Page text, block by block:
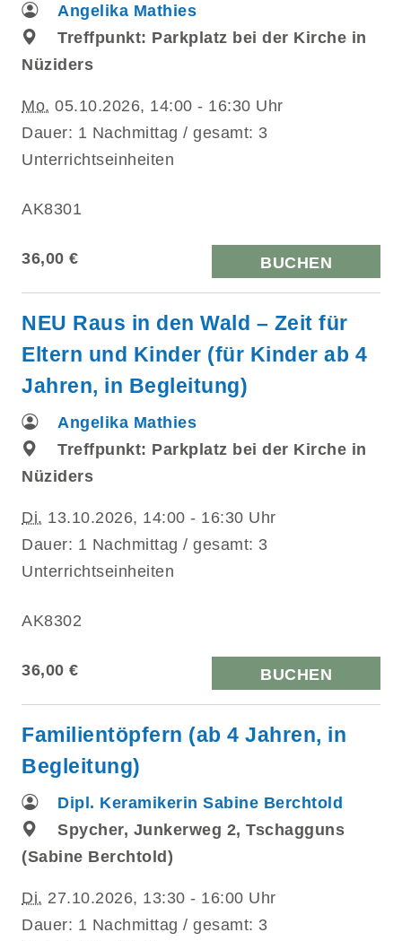
Angelika Mathies
Treffpunkt: Parkplatz bei der Kirche in
Nüziders
Mo. 05.10.2026, 14:00 - 16:30 Uhr
Dauer: 1 Nachmittag / gesamt: 3
Unterrichtseinheiten
AK8301
36,00 € BUCHEN
NEU Raus in den Wald – Zeit für
Eltern und Kinder (für Kinder ab 4
Jahren, in Begleitung)
Angelika Mathies
Treffpunkt: Parkplatz bei der Kirche in
Nüziders
Di. 13.10.2026, 14:00 - 16:30 Uhr
Dauer: 1 Nachmittag / gesamt: 3
Unterrichtseinheiten
AK8302
36,00 € BUCHEN
Familientöpfern (ab 4 Jahren, in
Begleitung)
Dipl. Keramikerin Sabine Berchtold
Spycher, Junkerweg 2, Tschagguns
(Sabine Berchtold)
Di. 27.10.2026, 13:30 - 16:00 Uhr
Dauer: 1 Nachmittag / gesamt: 3